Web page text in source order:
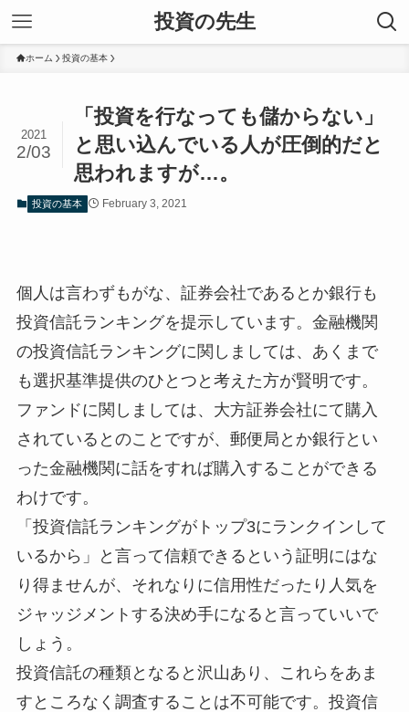
投資の先生
ホーム 投資の基本
「投資を行なっても儲からない」
と思い込んでいる人が圧倒的だと
思われますが…。
2021
2/03
投資の基本 February 3, 2021
個人は言わずもがな、証券会社であるとか銀行も
投資信託ランキングを提示しています。金融機関
の投資信託ランキングに関しましては、あくまで
も選択基準提供のひとつと考えた方が賢明です。
ファンドに関しましては、大方証券会社にて購入
されているとのことですが、郵便局とか銀行とい
った金融機関に話をすれば購入することができる
わけです。
「投資信託ランキングがトップ3にランクインして
いるから」と言って信頼できるという証明にはな
り得ませんが、それなりに信用性だったり人気を
ジャッジメントする決め手になると言っていいで
しょう。
投資信託の種類となると沢山あり、これらをあま
すところなく調査することは不可能です。投資信